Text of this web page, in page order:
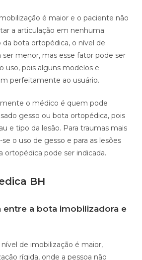
é maior e o paciente não
a articulação em nenhuma
da bota ortopédica, o nível de
menor, mas esse fator pode ser
uso, pois alguns modelos e
perfeitamente ao usuário.
o médico é quem pode
gesso ou bota ortopédica, pois
e tipo da lesão. Para traumas mais
o uso de gesso e para as lesões
ortopédica pode ser indicada.
BH
entre a bota imobilizadora e
de imobilização é maior,
rígida, onde a pessoa não